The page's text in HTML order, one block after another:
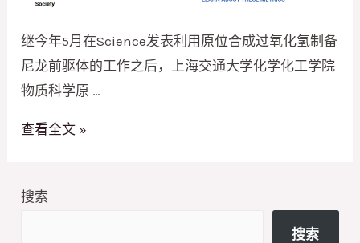
继今年5月在Science发表利用原位合成过氧化氢制备
尼龙前驱体的工作之后，上海交通大学化学化工学院
物质科学原 …
交
院
查看全文 »
搜索
搜索